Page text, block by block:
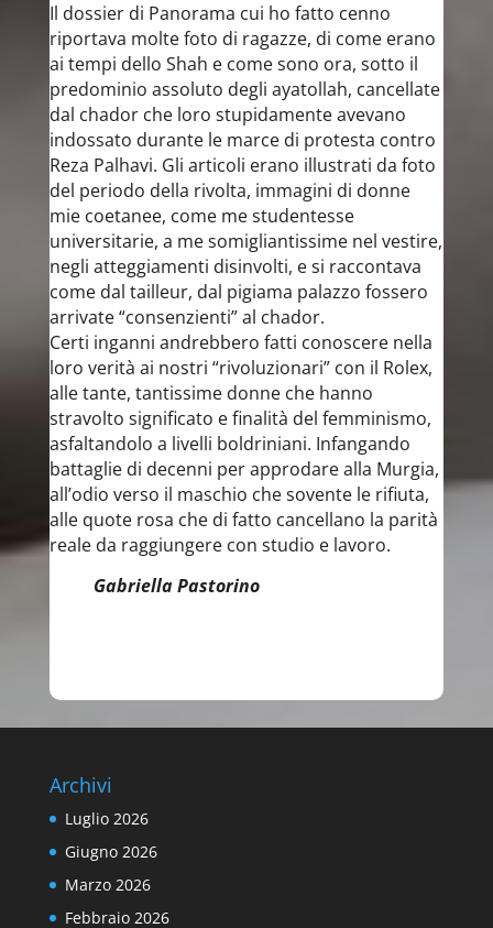
Il dossier di Panorama cui ho fatto cenno
riportava molte foto di ragazze, di come erano
ai tempi dello Shah e come sono ora, sotto il
predominio assoluto degli ayatollah, cancellate
dal chador che loro stupidamente avevano
indossato durante le marce di protesta contro
Reza Palhavi. Gli articoli erano illustrati da foto
del periodo della rivolta, immagini di donne
mie coetanee, come me studentesse
universitarie, a me somigliantissime nel vestire,
negli atteggiamenti disinvolti, e si raccontava
come dal tailleur, dal pigiama palazzo fossero
arrivate “consenzienti” al chador.
Certi inganni andrebbero fatti conoscere nella
loro verità ai nostri “rivoluzionari” con il Rolex,
alle tante, tantissime donne che hanno
stravolto significato e finalità del femminismo,
asfaltandolo a livelli boldriniani. Infangando
battaglie di decenni per approdare alla Murgia,
all’odio verso il maschio che sovente le rifiuta,
alle quote rosa che di fatto cancellano la parità
reale da raggiungere con studio e lavoro.
Gabriella Pastorino
Archivi
Luglio 2026
Giugno 2026
Marzo 2026
Febbraio 2026